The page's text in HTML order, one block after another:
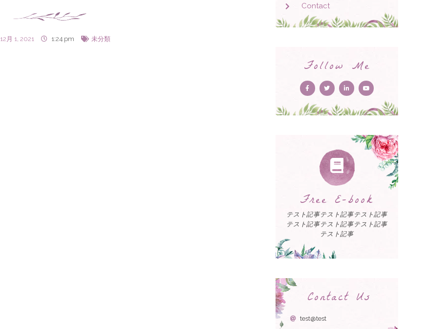
12月 1, 2021 1:24 pm 未分類
Contact
Follow Me
Free E-book
テスト記事テスト記事テスト記事
テスト記事テスト記事テスト記事
テスト記事
Contact Us
test@test